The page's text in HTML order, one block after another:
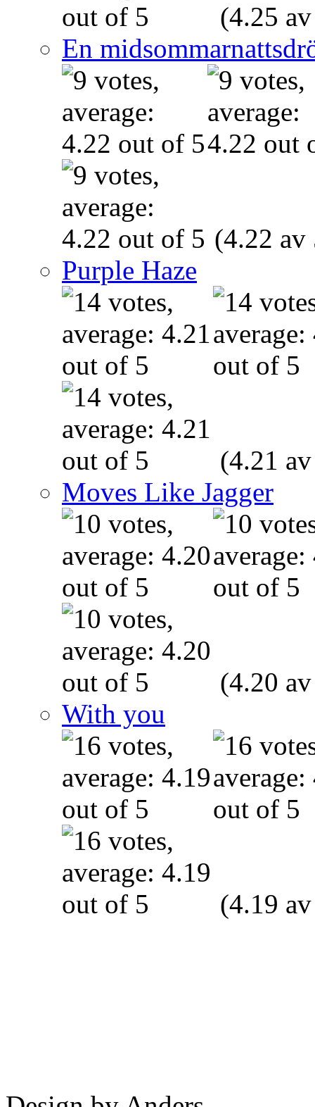
(4.25
En
(4.22 av
Purple Haze
(4.21
Moves Like Jagger
(4.20
With you
(4.19